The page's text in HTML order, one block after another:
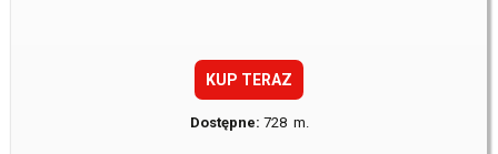
KUP TERAZ
Dostępne: 728 m.